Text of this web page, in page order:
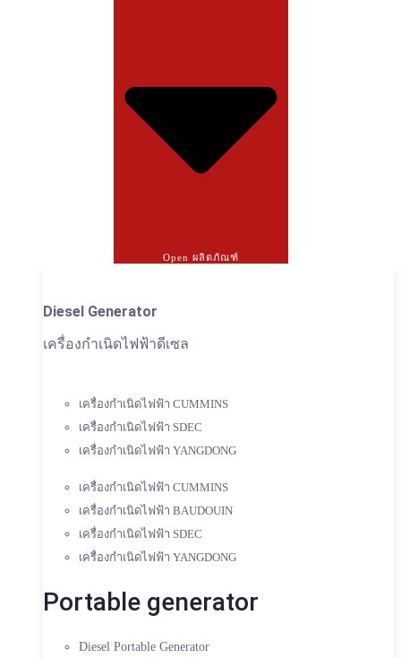
Open ผลิตภัณฑ์
Diesel Generator
เครื่องกำเนิดไฟฟ้าดีเซล
เครื่องกำเนิดไฟฟ้า CUMMINS
เครื่องกำเนิดไฟฟ้า SDEC
เครื่องกำเนิดไฟฟ้า YANGDONG
เครื่องกำเนิดไฟฟ้า CUMMINS
เครื่องกำเนิดไฟฟ้า BAUDOUIN
เครื่องกำเนิดไฟฟ้า SDEC
เครื่องกำเนิดไฟฟ้า YANGDONG
Portable generator
Diesel Portable Generator